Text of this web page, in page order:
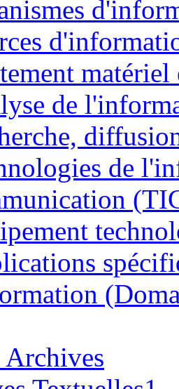
matériel
de
de
Archives